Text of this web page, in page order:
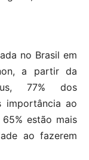
no Brasil em
a partir da
77% dos
importância ao
estão mais
ao fazerem